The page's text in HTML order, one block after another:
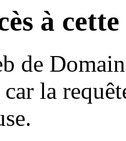
à
de
la